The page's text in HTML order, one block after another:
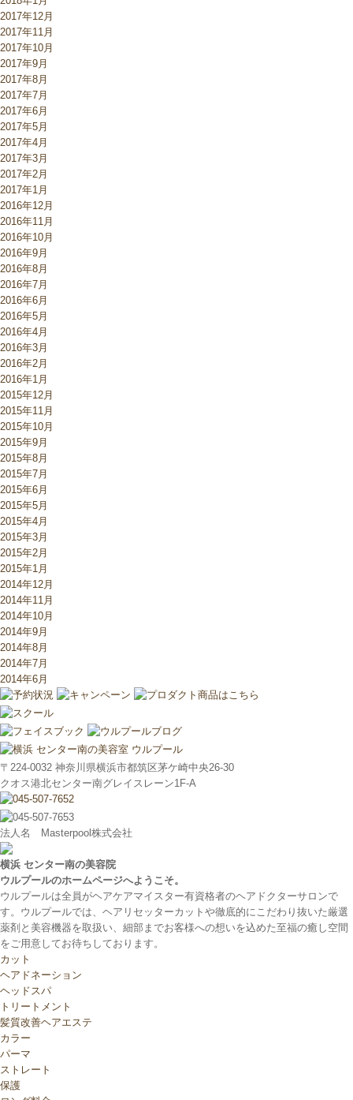
2017年12月
2017年11月
2017年10月
2017年9月
2017年8月
2017年7月
2017年6月
2017年5月
2017年4月
2017年3月
2017年2月
2017年1月
2016年12月
2016年11月
2016年10月
2016年9月
2016年8月
2016年7月
2016年6月
2016年5月
2016年4月
2016年3月
2016年2月
2016年1月
2015年12月
2015年11月
2015年10月
2015年9月
2015年8月
2015年7月
2015年6月
2015年5月
2015年4月
2015年3月
2015年2月
2015年1月
2014年12月
2014年11月
2014年10月
2014年9月
2014年8月
2014年7月
2014年6月
〒224-0032 神奈川県横浜市都筑区茅ケ崎中央26-30
クオス港北センター南グレイスレーン1F‐A
法人名 Masterpool株式会社
横浜 センター南の美容院
ウルプールのホームページへようこそ。
ウルプールは全員がヘアケアマイスター有資格者のヘアドクターサロンで
す。ウルプールでは、ヘアリセッターカットや徹底的にこだわり抜いた厳選
薬剤と美容機器を取扱い、細部までお客様への想いを込めた至福の癒し空間
をご用意してお待ちしております。
カット
ヘアドネーション
ヘッドスパ
トリートメント
髪質改善ヘアエステ
カラー
パーマ
ストレート
保護